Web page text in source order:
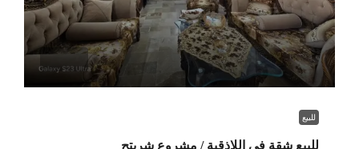
للبيع
للبيع شقة في اللاذقية / مشروع شريتح